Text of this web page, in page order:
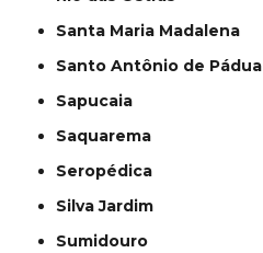
Santa Maria Madalena
Santo Antônio de Pádua
Sapucaia
Saquarema
Seropédica
Silva Jardim
Sumidouro